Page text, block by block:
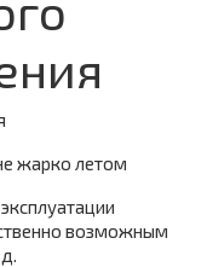
жарко летом
возможным